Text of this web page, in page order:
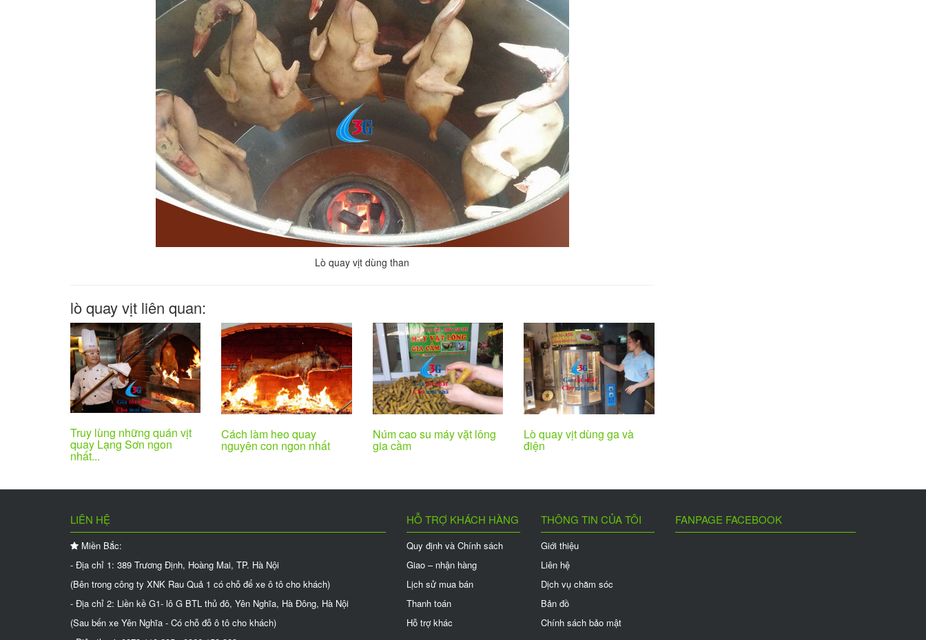
Lò quay vịt dùng than
lò quay vịt liên quan:
Truy lùng những quán vịt
quay Lạng Sơn ngon
nhất...
Cách làm heo quay
nguyên con ngon nhất
Núm cao su máy vặt lông
gia cầm
Lò quay vịt dùng ga và
điện
LIÊN HỆ
Miền Bắc:
- Địa chỉ 1: 389 Trương Định, Hoàng Mai, TP. Hà Nội
(Bên trong công ty XNK Rau Quả 1 có chỗ để xe ô tô cho khách)
- Địa chỉ 2: Liền kề G1- lô G BTL thủ đô, Yên Nghĩa, Hà Đông, Hà Nội
(Sau bến xe Yên Nghĩa - Có chỗ đỗ ô tô cho khách)
HỖ TRỢ KHÁCH HÀNG
Quy định và Chính sách
Giao – nhận hàng
Lịch sử mua bán
Thanh toán
Hỗ trợ khác
THÔNG TIN CỦA TÔI
Giới thiệu
Liên hệ
Dịch vụ chăm sóc
Bản đồ
Chính sách bảo mật
FANPAGE FACEBOOK